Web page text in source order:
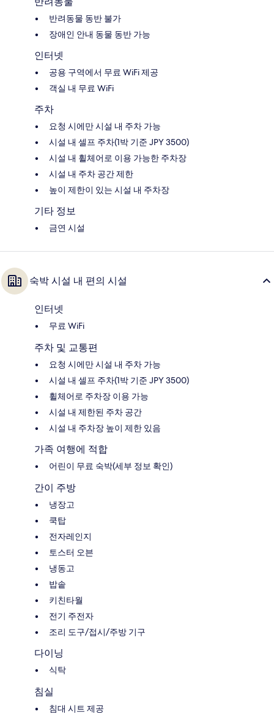
반려동물 동반 불가
장애인 안내 동물 동반 가능
인터넷
공용 구역에서 무료 WiFi 제공
객실 내 무료 WiFi
주차
요청 시에만 시설 내 주차 가능
시설 내 셀프 주차(1박 기준 JPY 3500)
시설 내 휠체어로 이용 가능한 주차장
시설 내 주차 공간 제한
높이 제한이 있는 시설 내 주차장
기타 정보
금연 시설
숙박 시설 내 편의 시설
인터넷
무료 WiFi
주차 및 교통편
요청 시에만 시설 내 주차 가능
시설 내 셀프 주차(1박 기준 JPY 3500)
휠체어로 주차장 이용 가능
시설 내 제한된 주차 공간
시설 내 주차장 높이 제한 있음
가족 여행에 적합
어린이 무료 숙박(세부 정보 확인)
간이 주방
냉장고
쿡탑
전자레인지
토스터 오븐
냉동고
밥솥
키친타월
전기 주전자
조리 도구/접시/주방 기구
다이닝
식탁
침실
침대 시트 제공